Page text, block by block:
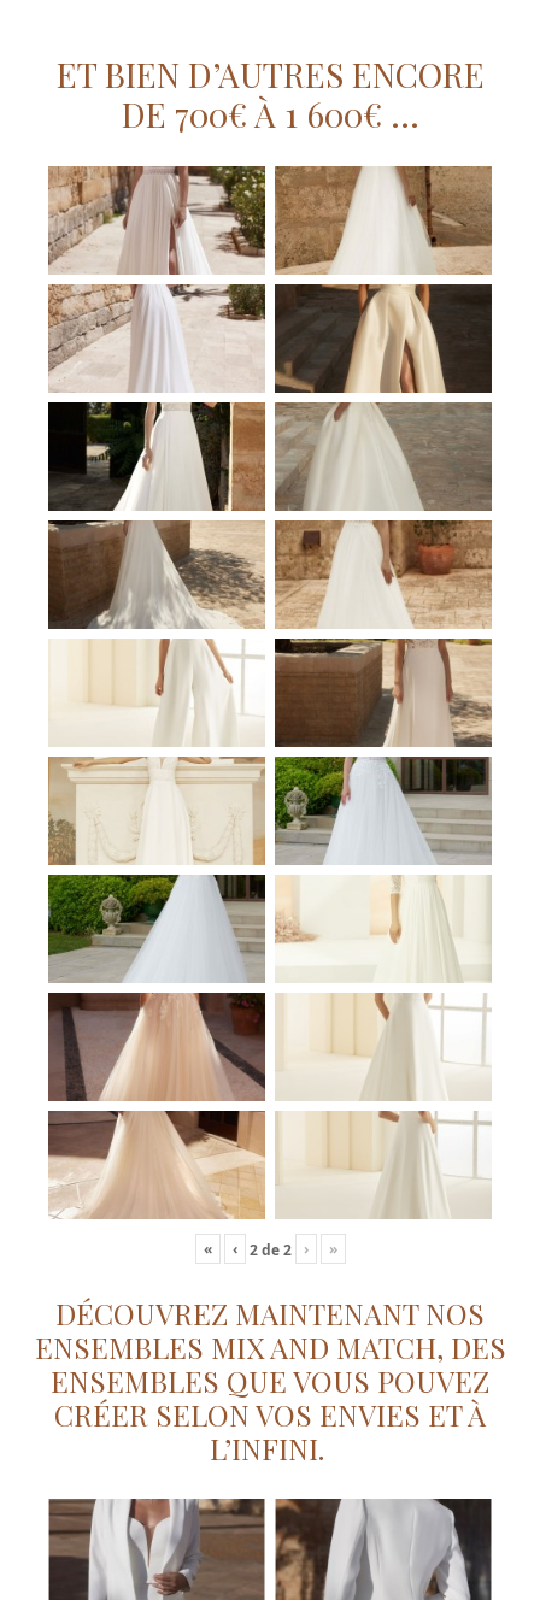
ET BIEN D’AUTRES ENCORE
DE 700€ À 1 600€ …
« ‹ 2de2 › »
DÉCOUVREZ MAINTENANT NOS
ENSEMBLES MIX AND MATCH, DES
ENSEMBLES QUE VOUS POUVEZ
CRÉER SELON VOS ENVIES ET À
L’INFINI.